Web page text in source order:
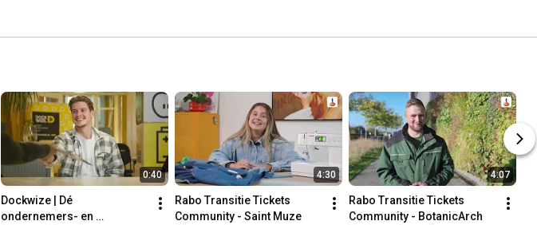
0:40
Dockwize | Dé
ondernemers- en
4:30
Rabo Transitie Tickets
Community - Saint Muze
4:07
Rabo Transitie Tickets
Community - BotanicArch